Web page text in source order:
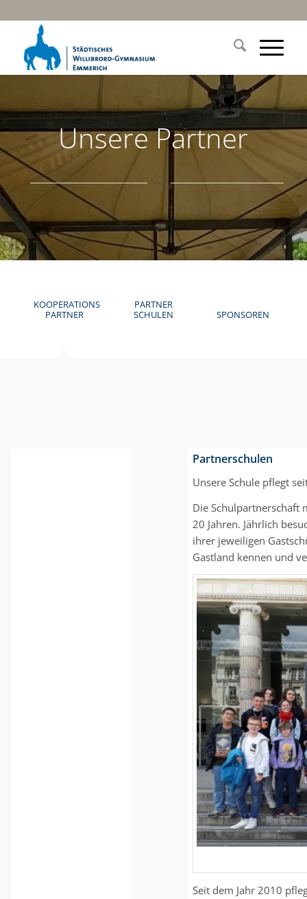
Unsere Partner
KOOPERATIONS
PARTNER
PARTNER
SCHULEN
SPONSOREN
Partnerschulen
Unsere Schule pflegt
Die Schulpartnerschaft
20 Jahren. Jährlich
ihrer jeweiligen
Gastland kennen und
Seit dem Jahr 2010